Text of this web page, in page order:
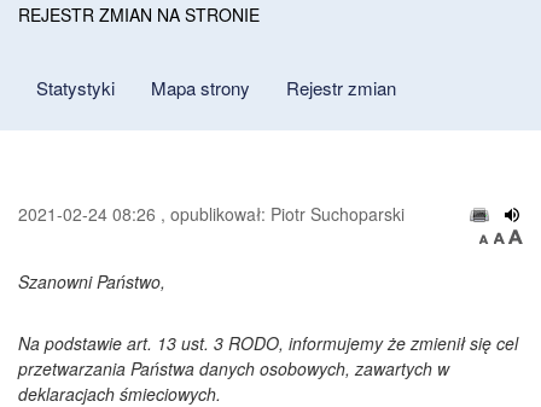
REJESTR ZMIAN NA STRONIE
Statystyki Mapa strony Rejestr zmian
2021-02-24 08:26 , opublikował: Piotr Suchoparski
Szanowni Państwo,
Na podstawie art. 13 ust. 3 RODO, informujemy że zmienił się cel
przetwarzania Państwa danych osobowych, zawartych w
deklaracjach śmieciowych.